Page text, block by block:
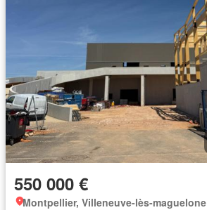
550 000 €
Montpellier, Villeneuve-lès-maguelone